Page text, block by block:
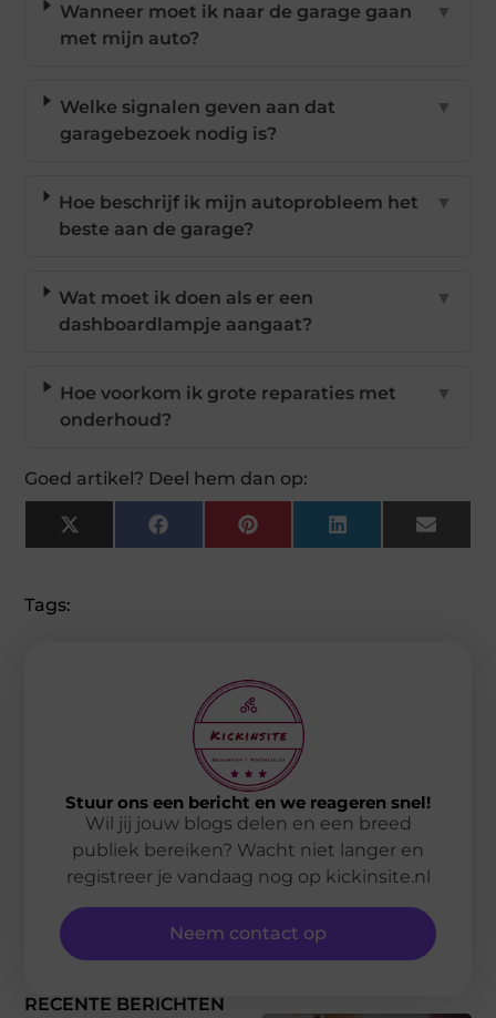
Wanneer moet ik naar de garage gaan
met mijn auto?
▼
Welke signalen geven aan dat
garagebezoek nodig is?
▼
Hoe beschrijf ik mijn autoprobleem het
beste aan de garage?
▼
Wat moet ik doen als er een
dashboardlampje aangaat?
▼
Hoe voorkom ik grote reparaties met
onderhoud?
▼
Goed artikel? Deel hem dan op:
X
(Twitter)
FacebookPinterestLinkedIn Email
Tags:
RECENTE BERICHTEN
Stuur ons een bericht en we reageren snel!
Wil jij jouw blogs delen en een breed
publiek bereiken? Wacht niet langer en
registreer je vandaag nog op kickinsite.nl
Neem contact op